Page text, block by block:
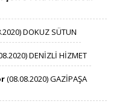
DOKUZ SÜTUN​
DENİZLİ HİZMET
​(08.08.2020) GAZİPAŞA